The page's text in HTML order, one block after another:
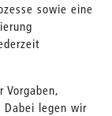
sowie eine
Vorgaben,
Dabei legen wir